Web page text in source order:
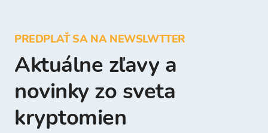
PREDPLAŤ SA NA NEWSLWTTER
Aktuálne zľavy a
novinky zo sveta
kryptomien